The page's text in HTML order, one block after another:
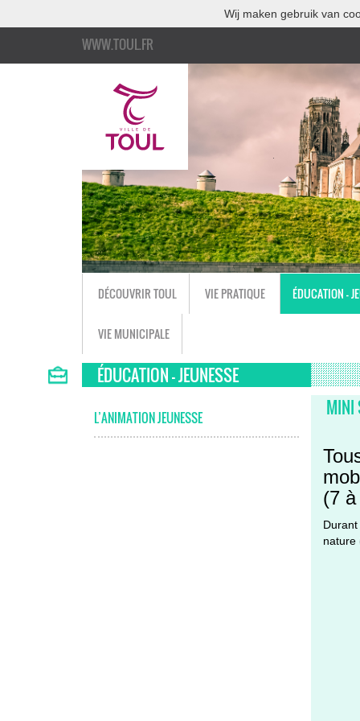
Wij maken gebruik van
WWW.TOUL.FR
DÉCOUVRIR TOUL VIE PRATIQUE ÉDUCATION -
VIE MUNICIPALE
ÉDUCATION - JEUNESSE
L’ANIMATION JEUNESSE MINI
(7
nature